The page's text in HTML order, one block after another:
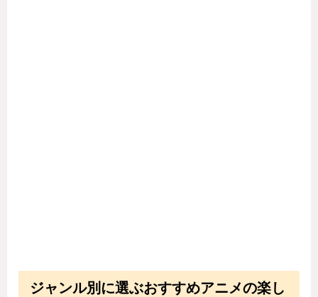
ジャンル別に選ぶおすすめアニメの楽し